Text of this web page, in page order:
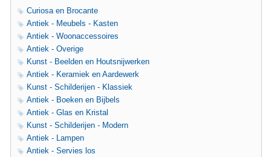
Curiosa en Brocante
Antiek - Meubels - Kasten
Antiek - Woonaccessoires
Antiek - Overige
Kunst - Beelden en Houtsnijwerken
Antiek - Keramiek en Aardewerk
Kunst - Schilderijen - Klassiek
Antiek - Boeken en Bijbels
Antiek - Glas en Kristal
Kunst - Schilderijen - Modern
Antiek - Lampen
Antiek - Servies los